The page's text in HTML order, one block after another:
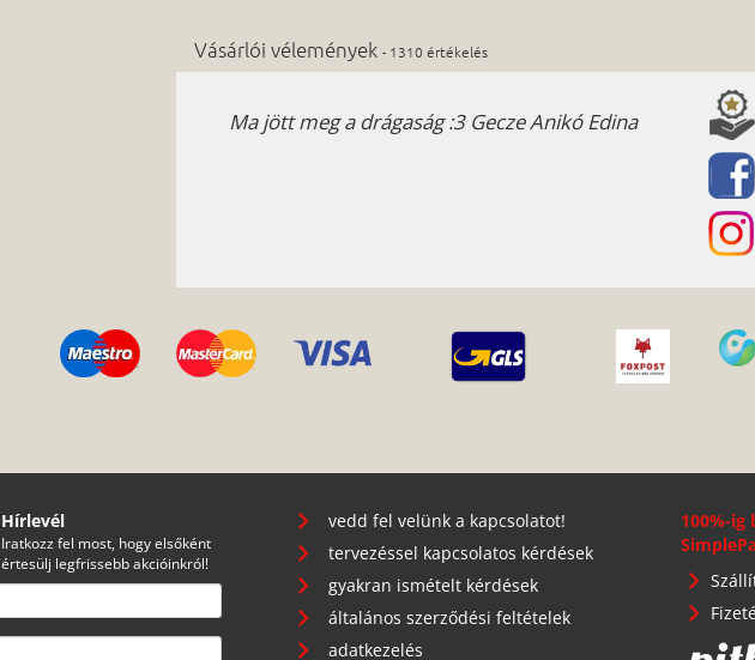
Vásárlói vélemények- 1310 értékelés
Ma jött meg a drágaság :3 Gecze Anikó Edina
Hírlevél
Iratkozz fel most, hogy elsőként
értesülj legfrissebb akcióinkról!
vedd fel velünk a kapcsolatot!
tervezéssel kapcsolatos kérdések
gyakran ismételt kérdések
általános szerződési feltételek
adatkezelés
100%-ig